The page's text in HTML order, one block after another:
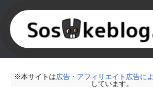
※本サイトは広告・アフィリエイト広告に
しています。